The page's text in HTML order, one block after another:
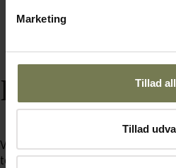
Marketing
Tillad
Tillad
Karriere
Vi tilbyder mulighed for
tema- og inspirationsture i ind- og